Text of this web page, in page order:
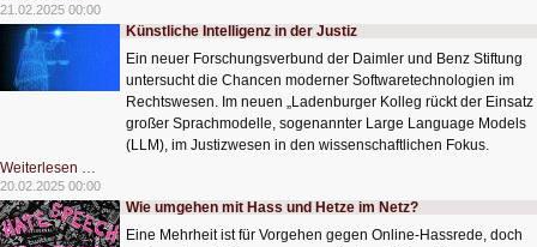
wählen
ohne
mulmiges
21.02.2025 00:00
Künstliche Intelligenz in der Justiz
Ein neuer Forschungsverbund der Daimler und Benz Stiftung
untersucht die Chancen moderner Softwaretechnologien im
Rechtswesen. Im neuen „Ladenburger Kolleg rückt der Einsatz
großer Sprachmodelle, sogenannter Large Language Models
(LLM), im Justizwesen in den wissenschaftlichen Fokus.
Weiterlesen …
Intelligenz
in
der
Justiz
20.02.2025 00:00
Wie umgehen mit Hass und Hetze im Netz?
Eine Mehrheit ist für Vorgehen gegen Online-Hassrede, doch